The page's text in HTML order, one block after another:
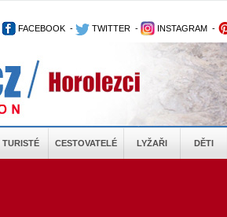
FACEBOOK - TWITTER - INSTAGRAM -
TURISTÉ CESTOVATELÉ LYŽAŘI DĚTI